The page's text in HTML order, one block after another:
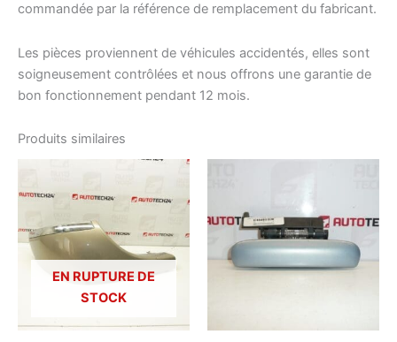
commandée par la référence de remplacement du fabricant.
Les pièces proviennent de véhicules accidentés, elles sont
soigneusement contrôlées et nous offrons une garantie de
bon fonctionnement pendant 12 mois.
Produits similaires
EN RUPTURE DE
STOCK